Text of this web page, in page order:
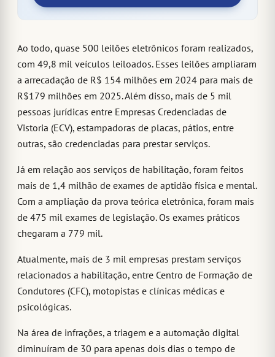
Ao todo, quase 500 leilões eletrônicos foram realizados,
com 49,8 mil veículos leiloados. Esses leilões ampliaram
a arrecadação de R$ 154 milhões em 2024 para mais de
R$179 milhões em 2025. Além disso, mais de 5 mil
pessoas jurídicas entre Empresas Credenciadas de
Vistoria (ECV), estampadoras de placas, pátios, entre
outras, são credenciadas para prestar serviços.
Já em relação aos serviços de habilitação, foram feitos
mais de 1,4 milhão de exames de aptidão física e mental.
Com a ampliação da prova teórica eletrônica, foram mais
de 475 mil exames de legislação. Os exames práticos
chegaram a 779 mil.
Atualmente, mais de 3 mil empresas prestam serviços
relacionados a habilitação, entre Centro de Formação de
Condutores (CFC), motopistas e clínicas médicas e
psicológicas.
Na área de infrações, a triagem e a automação digital
diminuíram de 30 para apenas dois dias o tempo de